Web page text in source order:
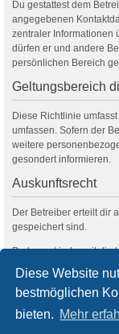
Diese Website
bestmöglichen
bieten. Mehr
Du gestattest dem
angegebenen
zentraler Informationen
dürfen er und andere
persönlichen Bereich
Geltungsbereich
Diese Richtlinie
umfassen. Sofern der
weitere
gesondert informieren.
Auskunftsrecht
Der Betreiber erteilt dir
gespeichert sind.
Du kannst jederzeit die
Foren-Übersicht